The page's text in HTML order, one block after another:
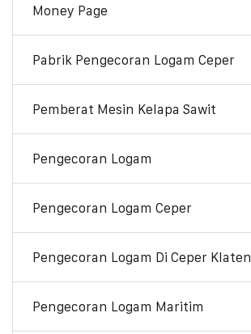
Money Page
Pabrik Pengecoran Logam Ceper
Pemberat Mesin Kelapa Sawit
Pengecoran Logam
Pengecoran Logam Ceper
Pengecoran Logam Di Ceper Klaten
Pengecoran Logam Maritim